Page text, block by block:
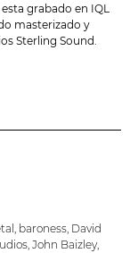
grabado en IQL
masterizado y
Sterling Sound.
, baroness, David
, John Baizley,